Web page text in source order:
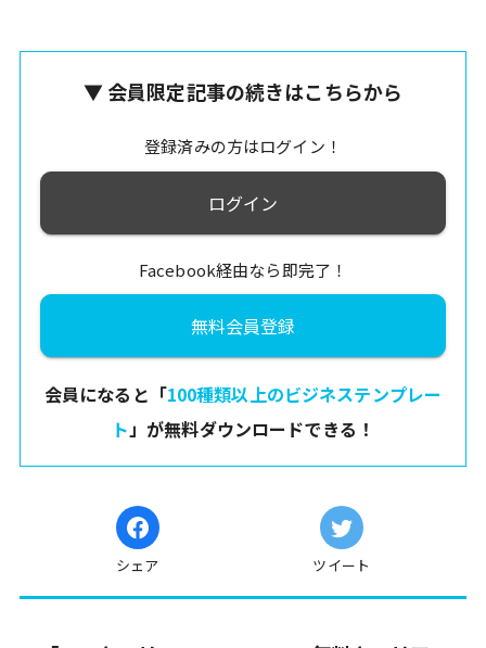
▼ 会員限定記事の続きはこちらから
登録済みの方はログイン！
ログイン
Facebook経由なら即完了！
無料会員登録
会員になると「100種類以上のビジネステンプレー
ト」が無料ダウンロードできる！
シェア ツイート